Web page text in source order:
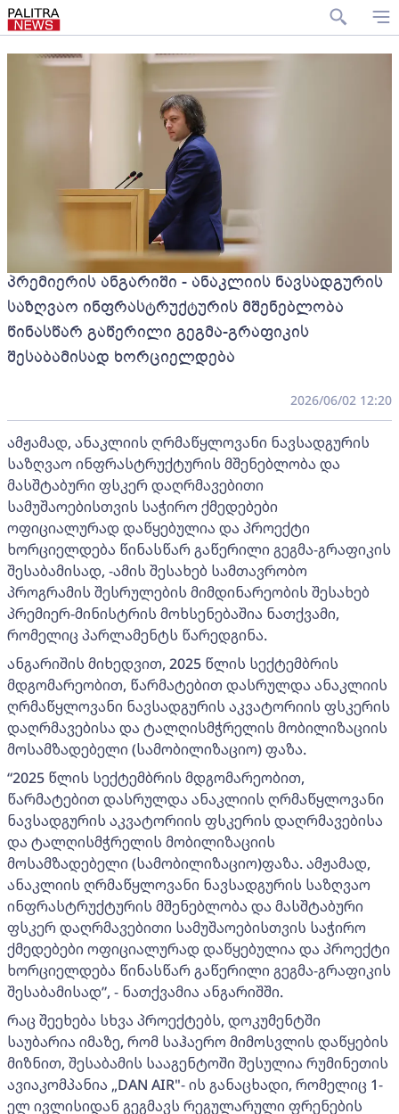
პრემიერის ანგარიში - ანაკლიის ნავსადგურის
საზღვაო ინფრასტრუქტურის მშენებლობა
წინასწარ გაწერილი გეგმა-გრაფიკის
შესაბამისად ხორციელდება
2026/06/02 12:20
ამჟამად, ანაკლიის ღრმაწყლოვანი ნავსადგურის
საზღვაო ინფრასტრუქტურის მშენებლობა და
მასშტაბური ფსკერ დაღრმავებითი
სამუშაოებისთვის საჭირო ქმედებები
ოფიციალურად დაწყებულია და პროექტი
ხორციელდება წინასწარ გაწერილი გეგმა-გრაფიკის
შესაბამისად, -ამის შესახებ სამთავრობო
პროგრამის შესრულების მიმდინარეობის შესახებ
პრემიერ-მინისტრის მოხსენებაშია ნათქვამი,
რომელიც პარლამენტს წარედგინა.
ანგარიშის მიხედვით, 2025 წლის სექტემბრის
მდგომარეობით, წარმატებით დასრულდა ანაკლიის
ღრმაწყლოვანი ნავსადგურის აკვატორიის ფსკერის
დაღრმავებისა და ტალღისმჭრელის მობილიზაციის
მოსამზადებელი (სამობილიზაციო) ფაზა.
“2025 წლის სექტემბრის მდგომარეობით,
წარმატებით დასრულდა ანაკლიის ღრმაწყლოვანი
ნავსადგურის აკვატორიის ფსკერის დაღრმავებისა
და ტალღისმჭრელის მობილიზაციის
მოსამზადებელი (სამობილიზაციო)ფაზა. ამჟამად,
ანაკლიის ღრმაწყლოვანი ნავსადგურის საზღვაო
ინფრასტრუქტურის მშენებლობა და მასშტაბური
ფსკერ დაღრმავებითი სამუშაოებისთვის საჭირო
ქმედებები ოფიციალურად დაწყებულია და პროექტი
ხორციელდება წინასწარ გაწერილი გეგმა-გრაფიკის
შესაბამისად”, - ნათქვამია ანგარიშში.
რაც შეეხება სხვა პროექტებს, დოკუმენტში
საუბარია იმაზე, რომ საჰაერო მიმოსვლის დაწყების
მიზნით, შესაბამის სააგენტოში შესულია რუმინეთის
ავიაკომპანია „DAN AIR"- ის განაცხადი, რომელიც 1-
ელ ივლისიდან გეგმავს რეგულარული ფრენების